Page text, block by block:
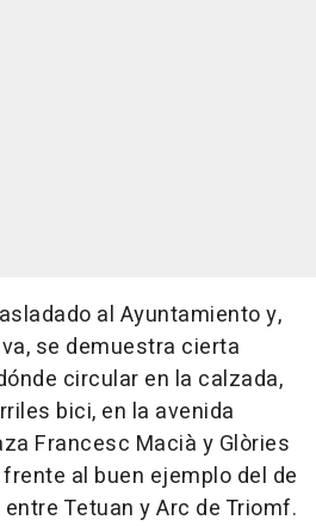
al Ayuntamiento y,
se demuestra cierta
circular en la calzada,
bici, en la avenida
Francesc Macià y Glòries
al buen ejemplo del de
Tetuan y Arc de Triomf.